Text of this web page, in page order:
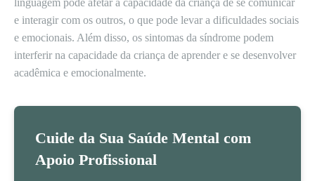
linguagem pode afetar a capacidade da criança de se comunicar
e interagir com os outros, o que pode levar a dificuldades sociais
e emocionais. Além disso, os sintomas da síndrome podem
interferir na capacidade da criança de aprender e se desenvolver
acadêmica e emocionalmente.
Cuide da Sua Saúde Mental com
Apoio Profissional